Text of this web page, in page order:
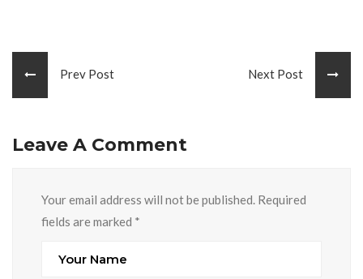
Prev Post Next Post
Leave A Comment
Your email address will not be published. Required
fields are marked *